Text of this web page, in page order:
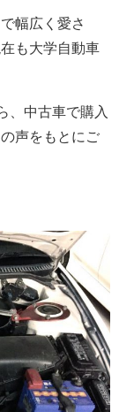
幅広く愛さ
も大学自動車
、中古車で購入
声をもとにご